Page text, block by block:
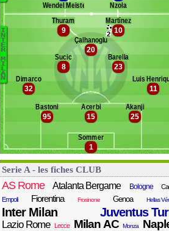
Calabresi
Moreo
Leris Mehdi Pascal
Vukovic
Nicolas
Banc des remplaçantsInter Milan
Bisseck
Carlos Augusto
Mkhitaryan
de Vrij
Taho
Martínez
I
N
T
E
R
M
I
L
A
N
Wendel Meister
Nzola
1
Sommer
25
Akanji
15
Acerbi
95
Bastoni
11
Luis
32
Dimarco
23
Barella
8
Sucic
20
Çalhanoglu
2 10
Martínez
9
Thuram
Serie A - les fiches CLUB
AS Rome Atalanta Bergame Bologne
Empoli
Fiorentina Frosinone Genoa Hellas
Inter Milan Juventus
Lazio Rome Lecce Milan AC Monza